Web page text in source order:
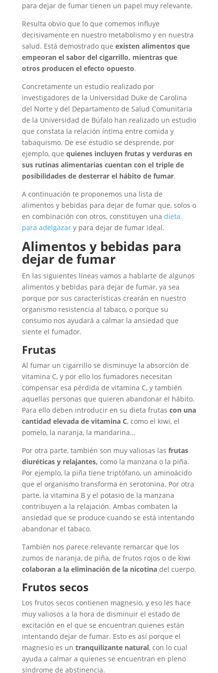
para dejar de fumar tienen un papel muy relevante.
Resulta obvio que lo que comemos influye
decisivamente en nuestro metabolismo y en nuestra
salud. Está demostrado que existen alimentos que
empeoran el sabor del cigarrillo, mientras que
otros producen el efecto opuesto.
Concretamente un estudio realizado por
investigadores de la Universidad Duke de Carolina
del Norte y del Departamento de Salud Comunitaria
de la Universidad de Búfalo han realizado un estudio
que constata la relación íntima entre comida y
tabaquismo. De ese estudio se desprende, por
ejemplo, que quienes incluyen frutas y verduras en
sus rutinas alimentarias cuentan con el triple de
posibilidades de desterrar el hábito de fumar.
A continuación te proponemos una lista de
alimentos y bebidas para dejar de fumar que, solos o
en combinación con otros, constituyen una dieta
para adelgazary para dejar de fumar ideal.
Alimentos y bebidas para
dejar de fumar
En las siguientes líneas vamos a hablarte de algunos
alimentos y bebidas para dejar de fumar, ya sea
porque por sus características crearán en nuestro
organismo resistencia al tabaco, o porque su
consumo nos ayudará a calmar la ansiedad que
siente el fumador.
Frutas
Al fumar un cigarrillo se disminuye la absorción de
vitamina C, y por ello los fumadores necesitan
compensar esa pérdida de vitamina C, y también
aquellas personas que quieren abandonar el hábito.
Para ello deben introducir en su dieta frutas con una
cantidad elevada de vitamina C, como el kiwi, el
pomelo, la naranja, la mandarina…
Por otra parte, también son muy valiosas las frutas
diuréticas y relajantes, como la manzana o la piña.
Por ejemplo, la piña tiene triptófano, un aminoácido
que el organismo transforma en serotonina. Por otra
parte, la vitamina B y el potasio de la manzana
contribuyen a la relajación. Ambas combaten la
ansiedad que se produce cuando se está intentando
abandonar el tabaco.
También nos parece relevante remarcar que los
zumos de naranja, de piña, de frutos rojos o de kiwi
colaboran a la eliminación de la nicotina del cuerpo.
Frutos secos
Los frutos secos contienen magnesio, y eso les hace
muy valiosos a la hora de disminuir el estado de
excitación en el que se encuentran quienes están
intentando dejar de fumar. Esto es así porque el
magnesio es un tranquilizante natural, con lo cual
ayuda a calmar a quienes se encuentran en pleno
síndrome de abstinencia.